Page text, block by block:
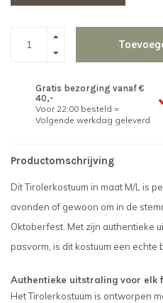
Gratis bezorging vanaf €
40,-
Voor 22:00 besteld =
Volgende werkdag geleverd
Productomschrijving
Dit Tirolerkostuum in maat M/L is
avonden of gewoon om in de
Oktoberfest. Met zijn authentieke
pasvorm, is dit kostuum een echte
Authentieke uitstraling voor elk
Het Tirolerkostuum is ontworpen